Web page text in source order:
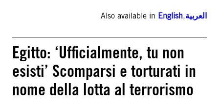
Also available in English,العربية
Egitto: ‘Ufficialmente, tu non
esisti’ Scomparsi e torturati in
nome della lotta al terrorismo